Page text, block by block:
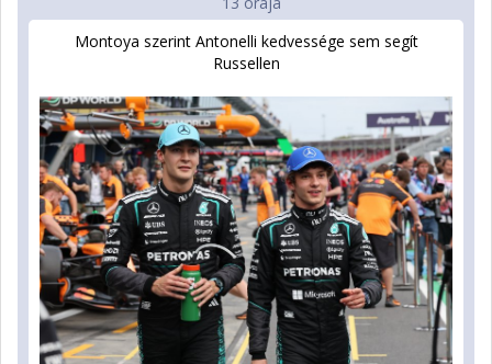
Montoya szerint Antonelli kedvessége sem segít
Russellen